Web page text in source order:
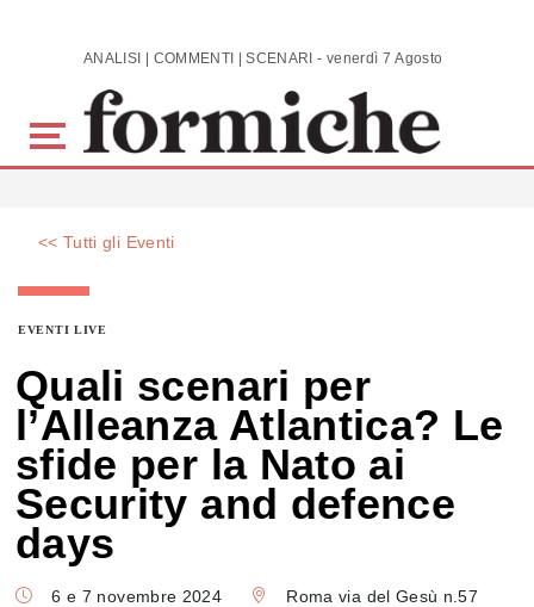
Skip to main content ANALISI | COMMENTI | SCENARI - venerdì 7 Agosto 2026
<< Tutti gli Eventi
EVENTI LIVE
Quali scenari per
l’Alleanza Atlantica? Le
sfide per la Nato ai
Security and defence
days
6 e 7 novembre 2024 Roma via del Gesù n.57